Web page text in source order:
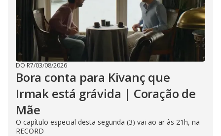
DO R7/03/08/2026
Bora conta para Kivanç que
Irmak está grávida | Coração de
Mãe
O capítulo especial desta segunda (3) vai ao ar às 21h, na
RECORD